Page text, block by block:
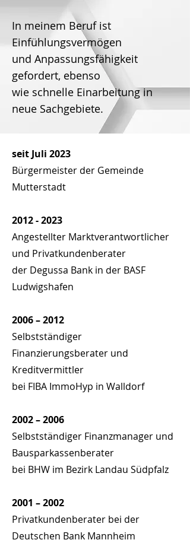
In meinem Beruf ist
Einfühlungsvermögen
und Anpassungsfähigkeit
gefordert, ebenso
wie schnelle Einarbeitung in
neue Sachgebiete.
seit Juli 2023
Bürgermeister der Gemeinde
Mutterstadt
2012 - 2023
Angestellter Marktverantwortlicher
und Privatkundenberater
der Degussa Bank in der BASF
Ludwigshafen
2006 – 2012
Selbstständiger
Finanzierungsberater und
Kreditvermittler
bei FIBA ImmoHyp in Walldorf
2002 – 2006
Selbstständiger Finanzmanager und
Bausparkassenberater
bei BHW im Bezirk Landau Südpfalz
2001 – 2002
Privatkundenberater bei der
Deutschen Bank Mannheim